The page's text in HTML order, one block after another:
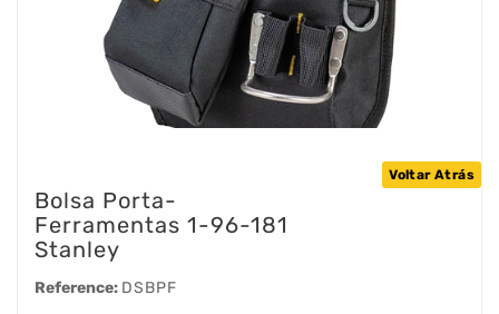
Voltar Atrás
Bolsa Porta-
Ferramentas 1-96-181
Stanley
Reference: DSBPF